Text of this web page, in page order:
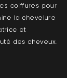
coiffures pour
la chevelure
et
des cheveux.